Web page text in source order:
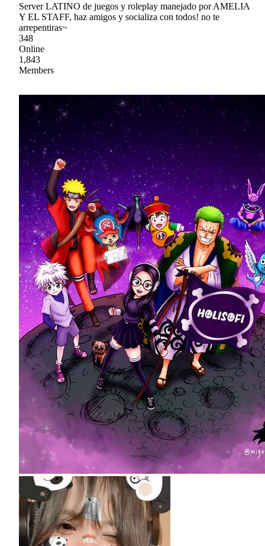
Server LATINO de juegos y roleplay manejado por AMELIA
Y EL STAFF, haz amigos y socializa con todos! no te
arrepentiras~
348
Online
1,843
Members